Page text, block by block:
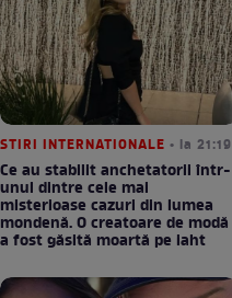
STIRI INTERNATIONALE • la 21:19
Ce au stabilit anchetatorii într-
unul dintre cele mai
misterioase cazuri din lumea
mondenă. O creatoare de modă
a fost găsită moartă pe iaht